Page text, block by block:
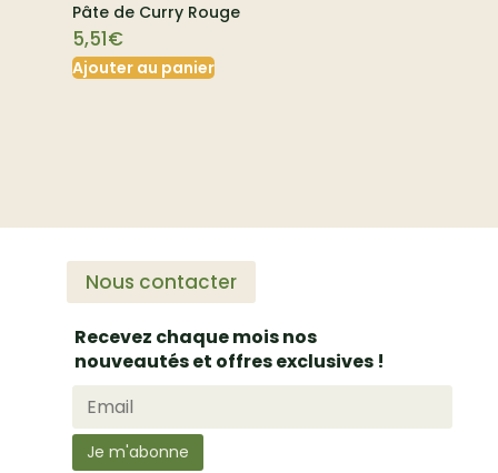
Pâte de Curry Rouge
5,51€
Ajouter au panier
Nous contacter
Recevez chaque mois nos
nouveautés et offres exclusives !